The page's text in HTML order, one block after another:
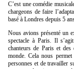
C’est une comédie
chargeons de faire
basé à Londres depuis 5
Nous avions présenté un
spectacle à Paris. Il
chanteurs de Paris et des
monde. Cela nous
personnes et de travailler